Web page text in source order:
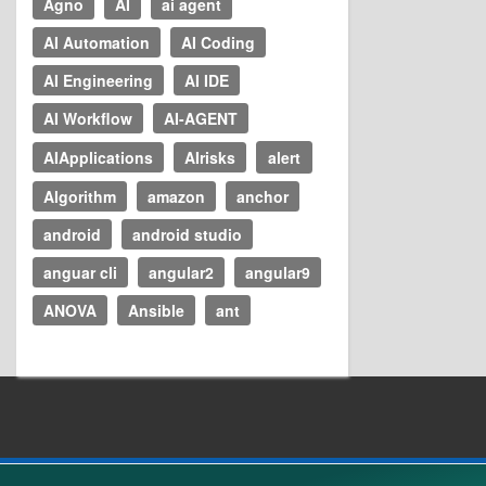
AI Automation
AI Coding
AI Engineering
AI IDE
AI Workflow
AI-AGENT
AIApplications
AIrisks
alert
Algorithm
amazon
anchor
android
android studio
anguar cli
angular2
angular9
ANOVA
Ansible ant